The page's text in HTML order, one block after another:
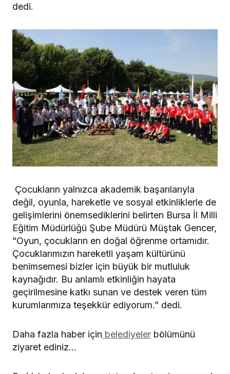
dedi.
Çocukların yalnızca akademik başarılarıyla
değil, oyunla, hareketle ve sosyal etkinliklerle de
gelişimlerini önemsediklerini belirten Bursa İl Milli
Eğitim Müdürlüğü Şube Müdürü Müştak Gencer,
“Oyun, çocukların en doğal öğrenme ortamıdır.
Çocuklarımızın hareketli yaşam kültürünü
benimsemesi bizler için büyük bir mutluluk
kaynağıdır. Bu anlamlı etkinliğin hayata
geçirilmesine katkı sunan ve destek veren tüm
kurumlarımıza teşekkür ediyorum.” dedi.
Daha fazla haber için belediyeler bölümünü
ziyaret ediniz…